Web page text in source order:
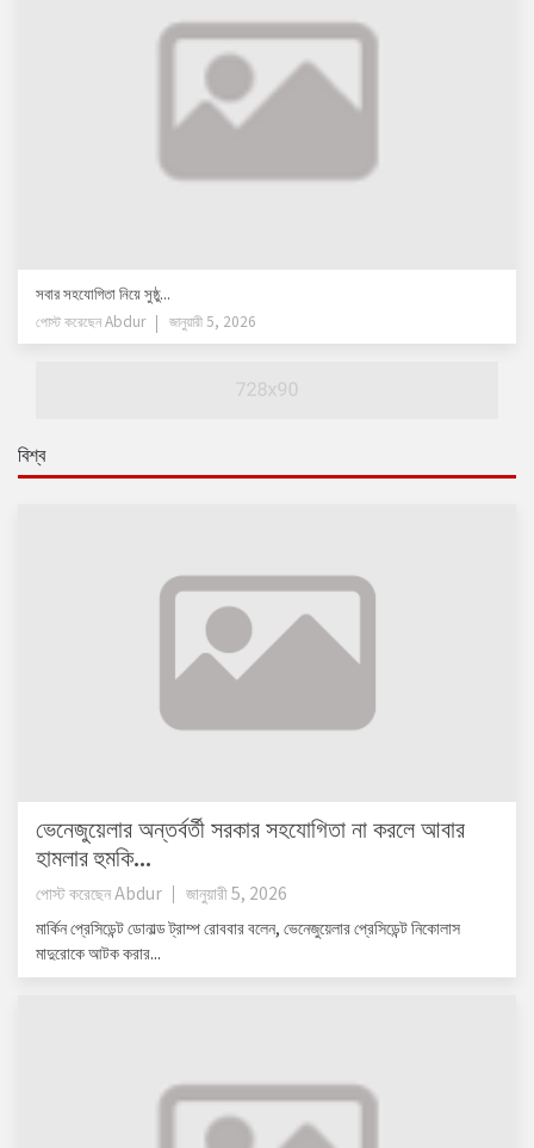
সবার সহযোগিতা নিয়ে সুষ্ঠু...
পোস্ট করেছেনAbdur জানুয়ারী 5, 2026
বিশ্ব
ভেনেজুয়েলার অন্তর্বর্তী সরকার সহযোগিতা না করলে আবার
হামলার হুমকি...
পোস্ট করেছেনAbdur
জানুয়ারী 5, 2026
মার্কিন প্রেসিডেন্ট ডোনাল্ড ট্রাম্প রোববার বলেন, ভেনেজুয়েলার প্রেসিডেন্ট নিকোলাস
মাদুরোকে আটক করার...